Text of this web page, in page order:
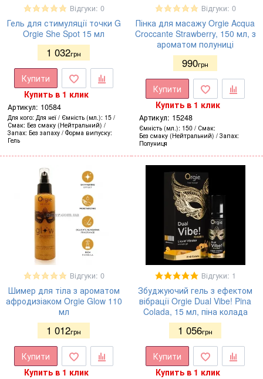
Відгуки: 0
Гель для стимуляції точки G
Orgie She Spot 15 мл
1 032грн
Купити
Купить в 1 клик
Артикул: 10584
Для кого Для неї Ємність (мл.) 15
Смак Без смаку (Нейтральний)
Запах Без запаху Форма випуску
Гель
Відгуки: 0
Пінка для масажу Orgie Acqua
Croccante Strawberry, 150 мл, з
ароматом полуниці
990грн
Купити
Купить в 1 клик
Артикул: 15248
Ємність (мл.) 150
Смак
Без смаку (Нейтральний)
Запах
Полуниця
Відгуки: 0
Шимер для тіла з ароматом
афродизіаком Orgie Glow 110
мл
1 012грн
Купити
Купить в 1 клик
Відгуки: 1
Збуджуючий гель з ефектом
вібрації Orgie Dual Vibe! Pina
Colada, 15 мл, піна колада
1 056грн
Купити
Купить в 1 клик